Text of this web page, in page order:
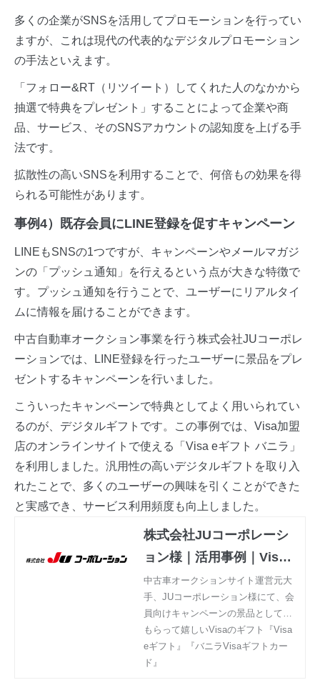
多くの企業がSNSを活用してプロモーションを行ってい
ますが、これは現代の代表的なデジタルプロモーション
の手法といえます。
「フォロー&RT（リツイート）してくれた人のなかから
抽選で特典をプレゼント」することによって企業や商
品、サービス、そのSNSアカウントの認知度を上げる手
法です。
拡散性の高いSNSを利用することで、何倍もの効果を得
られる可能性があります。
事例4）既存会員にLINE登録を促すキャンペーン
LINEもSNSの1つですが、キャンペーンやメールマガジ
ンの「プッシュ通知」を行えるという点が大きな特徴で
す。プッシュ通知を行うことで、ユーザーにリアルタイ
ムに情報を届けることができます。
中古自動車オークション事業を行う株式会社JUコーポレ
ーションでは、LINE登録を行ったユーザーに景品をプレ
ゼントするキャンペーンを行いました。
こういったキャンペーンで特典としてよく用いられてい
るのが、デジタルギフトです。この事例では、Visa加盟
店のオンラインサイトで使える「Visa eギフト バニラ」
を利用しました。汎用性の高いデジタルギフトを取り入
れたことで、多くのユーザーの興味を引くことができた
と実感でき、サービス利用頻度も向上しました。
株式会社JUコーポレーシ
ョン様｜活用事例｜Visa
のギフト『Visa eギフト』
『バニラ Visa ギフトカー
ド』
中古車オークションサイト運営元大
手、JUコーポレーション様にて、会
員向けキャンペーンの景品としてVis
a eギフトをご採用いただきました。
もらって嬉しいVisaのギフト『Visa
eギフト』『バニラVisaギフトカー
ド』